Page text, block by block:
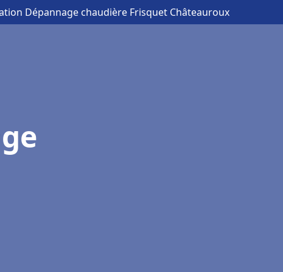
Dépannage chaudière Frisquet Châteauroux